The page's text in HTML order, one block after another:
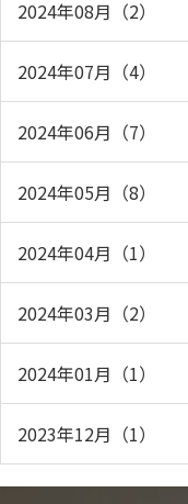
2024年08月（2）
2024年07月（4）
2024年06月（7）
2024年05月（8）
2024年04月（1）
2024年03月（2）
2024年01月（1）
2023年12月（1）